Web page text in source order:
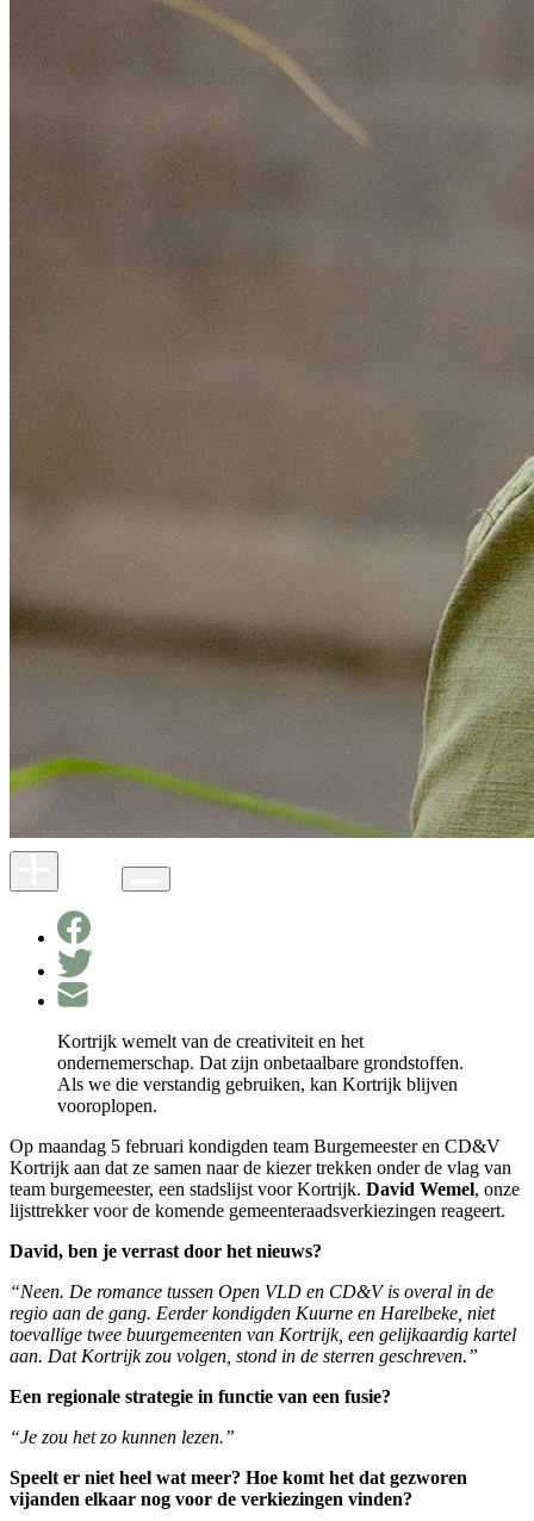
Kortrijk wemelt van de creativiteit en het
ondernemerschap. Dat zijn onbetaalbare grondstoffen.
Als we die verstandig gebruiken, kan Kortrijk blijven
vooroplopen.
Op maandag 5 februari kondigden team Burgemeester en CD&V
Kortrijk aan dat ze samen naar de kiezer trekken onder de vlag van
team burgemeester, een stadslijst voor Kortrijk. David Wemel, onze
lijsttrekker voor de komende gemeenteraadsverkiezingen reageert.
David, ben je verrast door het nieuws?
“Neen. De romance tussen Open VLD en CD&V is overal in de
regio aan de gang. Eerder kondigden Kuurne en Harelbeke, niet
toevallige twee buurgemeenten van Kortrijk, een gelijkaardig kartel
aan. Dat Kortrijk zou volgen, stond in de sterren geschreven.”
Een regionale strategie in functie van een fusie?
“Je zou het zo kunnen lezen.”
Speelt er niet heel wat meer? Hoe komt het dat gezworen
vijanden elkaar nog voor de verkiezingen vinden?